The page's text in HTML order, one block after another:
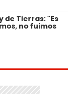
de Tierras: "Es
no fuimos